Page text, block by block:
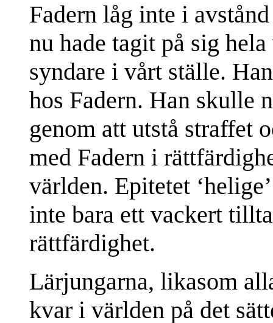
Fadern låg inte i
nu hade tagit på sig
syndare i vårt ställe.
hos Fadern. Han skulle
genom att utstå straffet
med Fadern i
världen. Epitetet
inte bara ett vackert
rättfärdighet.
Lärjungarna, likasom
kvar i världen på det